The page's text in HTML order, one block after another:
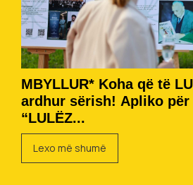
MBYLLUR* Koha që të
ardhur sërish! Apliko për
“LULËZ...
Lexo më shumë